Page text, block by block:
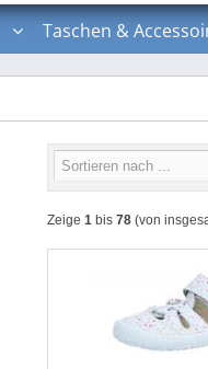
Taschen &
Zeige 1 bis 78 (von